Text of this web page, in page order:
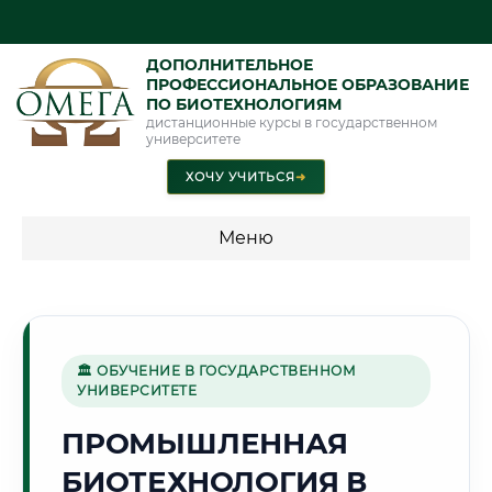
ДОПОЛНИТЕЛЬНОЕ
ПРОФЕССИОНАЛЬНОЕ ОБРАЗОВАНИЕ
ПО БИОТЕХНОЛОГИЯМ
дистанционные курсы в государственном
университете
ХОЧУ УЧИТЬСЯ➜
Меню
🏢
Г. МЫТИЩИ
🏛 ОБУЧЕНИЕ В ГОСУДАРСТВЕННОМ
УНИВЕРСИТЕТЕ
ПРОМЫШЛЕННАЯ
БИОТЕХНОЛОГИЯ В